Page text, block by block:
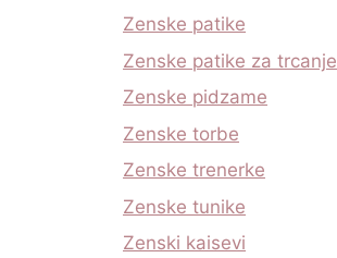
Zenske patike
Zenske patike za trcanje
Zenske pidzame
Zenske torbe
Zenske trenerke
Zenske tunike
Zenski kaisevi